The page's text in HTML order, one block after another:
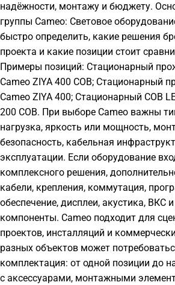
надёжности, монтажу и бюджету.
группы Cameo: Световое
быстро определить, какие решения
проекта и какие позиции стоит
Примеры позиций: Стационарный
Cameo ZIYA 400 COB; Стационарный
Cameo ZIYA 400; Стационарный COB
200 COB. При выборе Cameo важны
нагрузка, яркость или мощность,
безопасность, кабельная
эксплуатации. Если оборудование
комплексного решения,
кабели, крепления, коммутация,
обеспечение, дисплеи, акустика, ВКС
компоненты. Cameo подходит для
проектов, инсталляций и
разных объектов может
комплектация: от одной позиции до
с аксессуарами, монтажными